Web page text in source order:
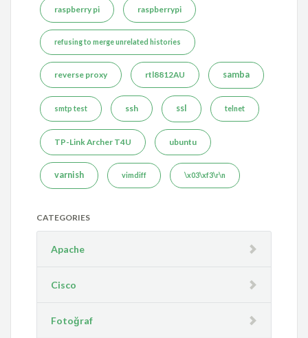
raspberry pi raspberrypi
refusing to merge unrelated histories
reverse proxy rtl8812AU samba
smtp test ssh ssl telnet
TP-Link Archer T4U ubuntu
varnish vimdiff \x03\xf3\r\n
CATEGORIES
Apache
Cisco
Fotoğraf